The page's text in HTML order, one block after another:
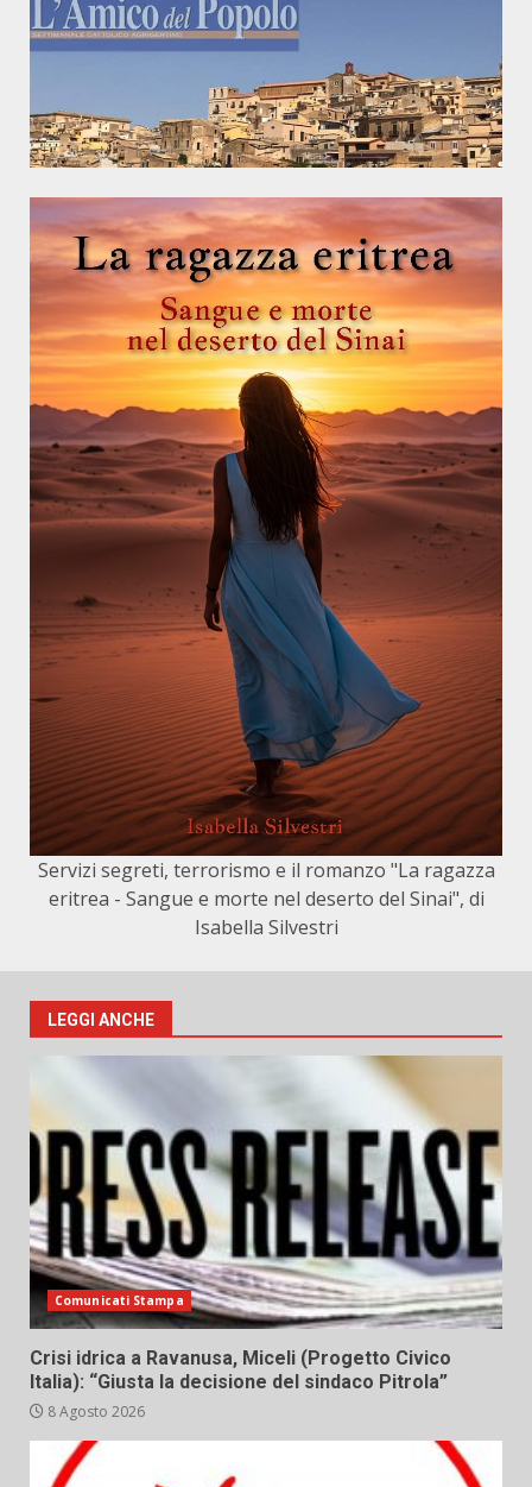
Servizi segreti, terrorismo e il romanzo "La ragazza
eritrea - Sangue e morte nel deserto del Sinai", di
Isabella Silvestri
LEGGI ANCHE
Comunicati Stampa
Crisi idrica a Ravanusa, Miceli (Progetto Civico
Italia): “Giusta la decisione del sindaco Pitrola”
8 Agosto 2026